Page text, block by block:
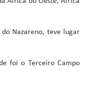
Nazareno, teve lugar
foi o Terceiro Campo